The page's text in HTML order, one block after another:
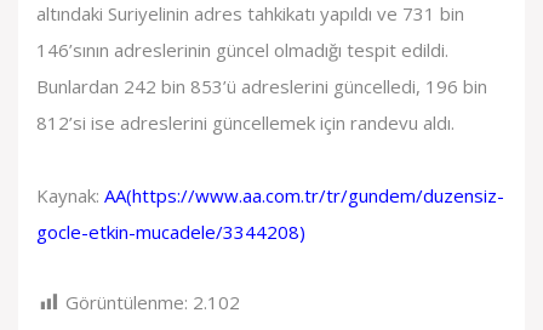
altındaki Suriyelinin adres tahkikatı yapıldı ve 731 bin
146’sının adreslerinin güncel olmadığı tespit edildi.
Bunlardan 242 bin 853’ü adreslerini güncelledi, 196 bin
812’si ise adreslerini güncellemek için randevu aldı.​​​​​​​​​​​​​​
Kaynak: AA(https://www.aa.com.tr/tr/gundem/duzensiz-
gocle-etkin-mucadele/3344208)
Görüntülenme: 2.102